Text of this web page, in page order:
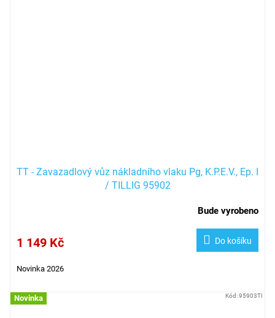
TT - Zavazadlový vůz nákladního vlaku Pg, K.P.E.V., Ep. I
/ TILLIG 95902
Bude vyrobeno
1 149 Kč Do košíku
Novinka 2026
Novinka Kód:95903TI